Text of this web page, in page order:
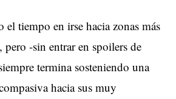
el tiempo en irse hacia zonas más
pero -sin entrar en spoilers de
termina sosteniendo una
hacia sus muy